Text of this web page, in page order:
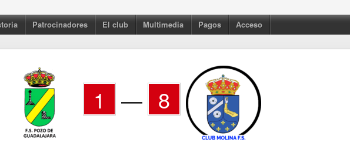
Patrocinadores El club Multimedia Pagos Acceso
1 — 8